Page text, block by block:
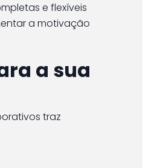
e flexíveis
a motivação
a sua
traz